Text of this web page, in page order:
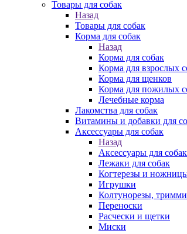
Товары для собак
Назад
Товары для собак
Корма для собак
Назад
Корма для собак
Корма для взрослых
Корма для щенков
Корма для пожилых
Лечебные корма
Лакомства для собак
Витамины и добавки для
Аксессуары для собак
Назад
Аксессуары для собак
Лежаки для собак
Когтерезы и
Игрушки
Колтунорезы,
Переноски
Расчески и щетки
Миски